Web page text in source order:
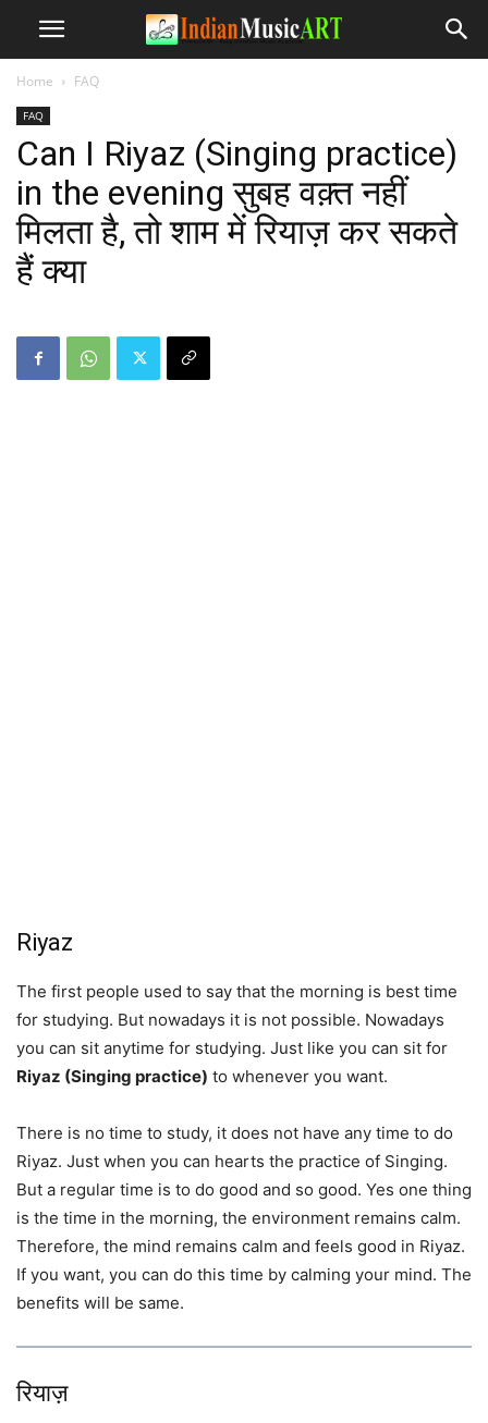
Home FAQ
FAQ
Can I Riyaz (Singing practice)
in the evening सुबह वक़्त नहीं
मिलता है, तो शाम में रियाज़ कर सकते
हैं क्या
Riyaz
The first people used to say that the morning is best time
for studying. But nowadays it is not possible. Nowadays
you can sit anytime for studying. Just like you can sit for
Riyaz (Singing practice) to whenever you want.
There is no time to study, it does not have any time to do
Riyaz. Just when you can hearts the practice of Singing.
But a regular time is to do good and so good. Yes one thing
is the time in the morning, the environment remains calm.
Therefore, the mind remains calm and feels good in Riyaz.
If you want, you can do this time by calming your mind. The
benefits will be same.
रियाज़